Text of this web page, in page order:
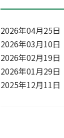
2026年04月25日
2026年03月10日
2026年02月19日
2026年01月29日
2025年12月11日